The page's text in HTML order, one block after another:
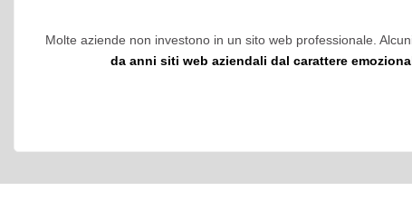
Molte aziende non investono in un sito web professionale.
da anni siti web aziendali dal carattere